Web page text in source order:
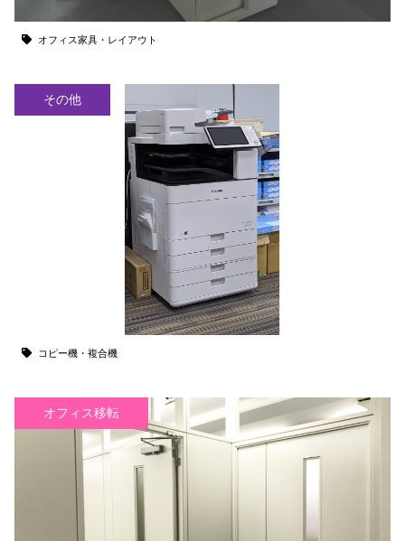
オフィス家具・レイアウト
その他
コピー機・複合機
オフィス移転